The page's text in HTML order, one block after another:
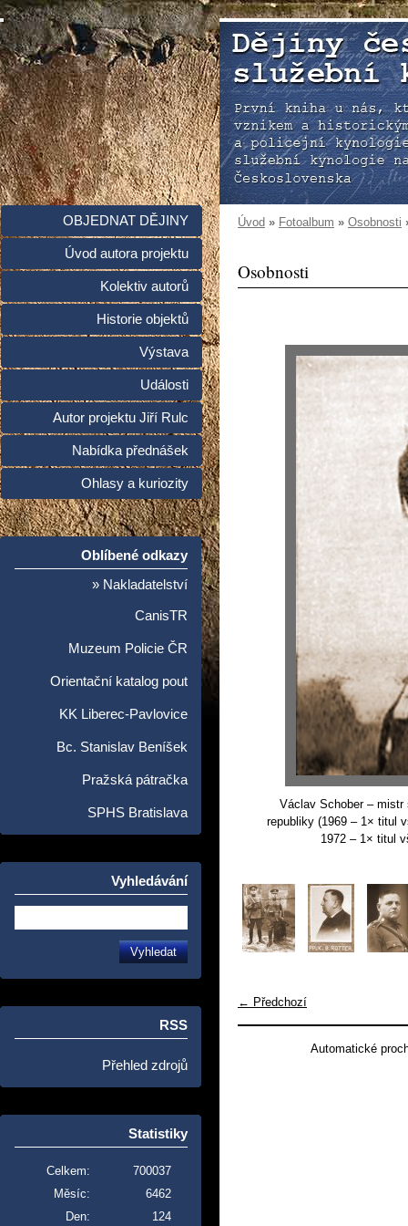
Úvod » Fotoalbum » Osobnosti
Osobnosti
Václav Schober – mistr
republiky (1969 – 1× titul
1972 – 1× titul
← Předchozí
Automatické
OBJEDNAT DĚJINY
Úvod autora projektu
Kolektiv autorů
Historie objektů
Výstava
Události
Autor projektu Jiří Rulc
Nabídka přednášek
Ohlasy a kuriozity
Oblíbené odkazy
» Nakladatelství
CanisTR
Muzeum Policie ČR
Orientační katalog pout
KK Liberec-Pavlovice
Bc. Stanislav Beníšek
Pražská pátračka
SPHS Bratislava
Vyhledávání
RSS
Přehled zdrojů
Statistiky
Celkem:
700037
Měsíc:
6462
Den:
124